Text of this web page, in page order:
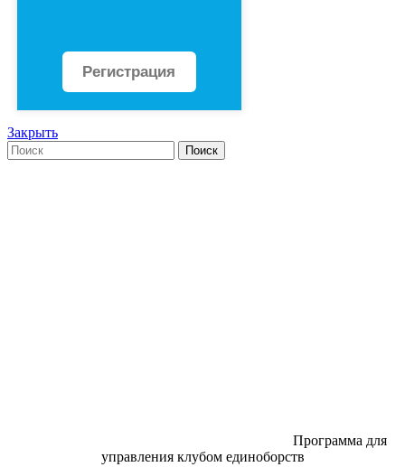
Регистрация
Закрыть
Поиск
Программа для
управления клубом единоборств